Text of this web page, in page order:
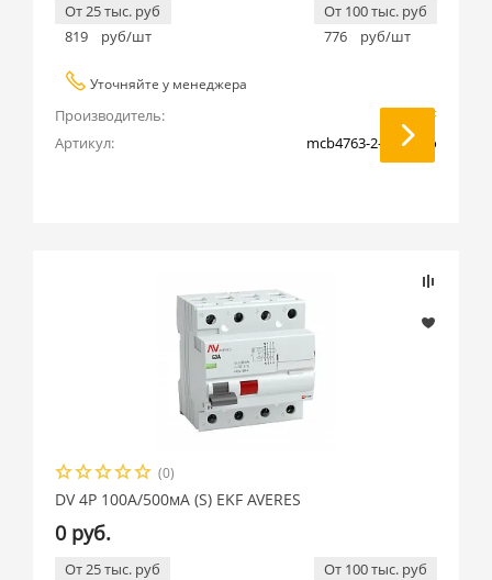
От 25 тыс. руб
819
руб/шт
От 100 тыс. руб
776
руб/шт
Уточняйте у менеджера
Производитель:
EKF
Артикул:
mcb4763-2-1.6C-pro
(0)
DV 4P 100А/500мА (S) EKF AVERES
0 руб.
От 25 тыс. руб
От 100 тыс. руб